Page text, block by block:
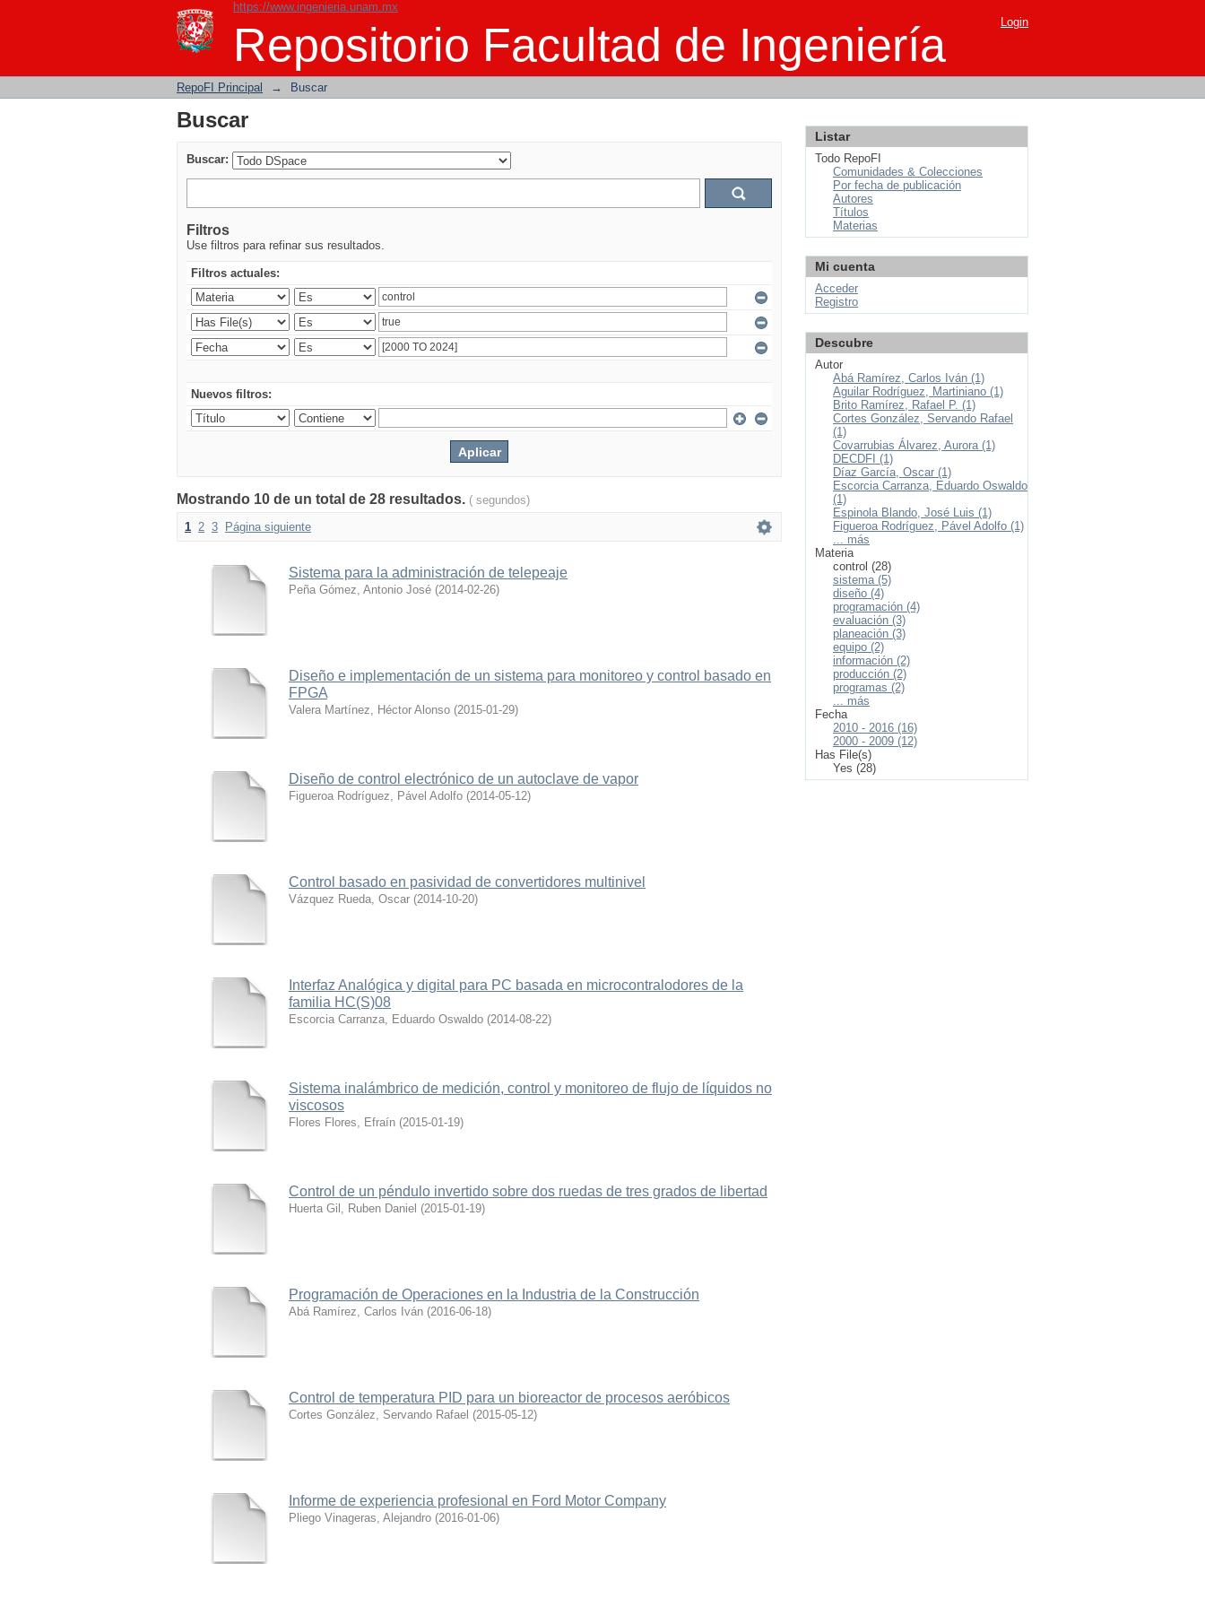
https://www.ingenieria.unam.mx
Repositorio Facultad de Ingeniería
Buscar Login
RepoFI Principal → Buscar
Buscar
Buscar:
Filtros
Use filtros para refinar sus resultados.
Filtros actuales:
Nuevos filtros:
Mostrando 10 de un total de 28 resultados. ( segundos)
1 2 3 Página siguiente
Sistema para la administración de telepeaje
Peña Gómez, Antonio José (2014-02-26)
Diseño e implementación de un sistema para monitoreo y control basado en
FPGA
Valera Martínez, Héctor Alonso (2015-01-29)
Diseño de control electrónico de un autoclave de vapor
Figueroa Rodríguez, Pável Adolfo (2014-05-12)
Control basado en pasividad de convertidores multinivel
Vázquez Rueda, Oscar (2014-10-20)
Interfaz Analógica y digital para PC basada en microcontralodores de la
familia HC(S)08
Escorcia Carranza, Eduardo Oswaldo (2014-08-22)
Sistema inalámbrico de medición, control y monitoreo de flujo de líquidos no
viscosos
Flores Flores, Efraín (2015-01-19)
Control de un péndulo invertido sobre dos ruedas de tres grados de libertad
Huerta Gil, Ruben Daniel (2015-01-19)
Programación de Operaciones en la Industria de la Construcción
Abá Ramírez, Carlos Iván (2016-06-18)
Control de temperatura PID para un bioreactor de procesos aeróbicos
Cortes González, Servando Rafael (2015-05-12)
Informe de experiencia profesional en Ford Motor Company
Pliego Vinageras, Alejandro (2016-01-06)
Listar
Todo RepoFI
Comunidades & Colecciones
Por fecha de publicación
Autores
Títulos
Materias
Mi cuenta
Acceder
Registro
Descubre
Autor
Abá Ramírez, Carlos Iván (1)
Aguilar Rodríguez, Martiniano (1)
Brito Ramírez, Rafael P. (1)
Cortes González, Servando Rafael
(1)
Covarrubias Álvarez, Aurora (1)
DECDFI (1)
Díaz García, Oscar (1)
Escorcia Carranza, Eduardo Oswaldo
(1)
Espinola Blando, José Luis (1)
Figueroa Rodríguez, Pável Adolfo (1)
... más
Materia
control (28)
sistema (5)
diseño (4)
programación (4)
evaluación (3)
planeación (3)
equipo (2)
información (2)
producción (2)
programas (2)
... más
Fecha
2010 - 2016 (16)
2000 - 2009 (12)
Has File(s)
Yes (28)